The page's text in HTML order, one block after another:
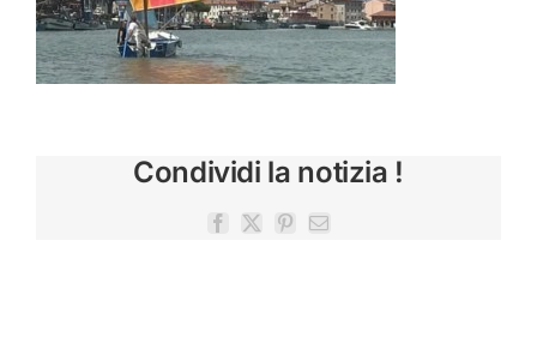
Condividi la notizia !
Facebook
X Pinterest
Email